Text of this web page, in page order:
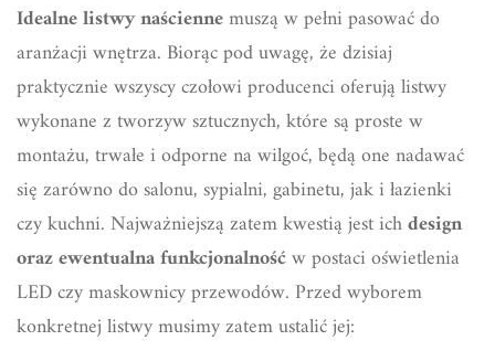
Idealne listwy naściennemuszą w pełni pasować do
aranżacji wnętrza. Biorąc pod uwagę, że dzisiaj
praktycznie wszyscy czołowi producenci oferują listwy
wykonane z tworzyw sztucznych, które są proste w
montażu, trwałe i odporne na wilgoć, będą one nadawać
się zarówno do salonu, sypialni, gabinetu, jak i łazienki
czy kuchni. Najważniejszą zatem kwestią jest ichdesign
oraz ewentualna funkcjonalnośćw postaci oświetlenia
LED czy maskownicy przewodów. Przed wyborem
konkretnej listwy musimy zatem ustalić jej: